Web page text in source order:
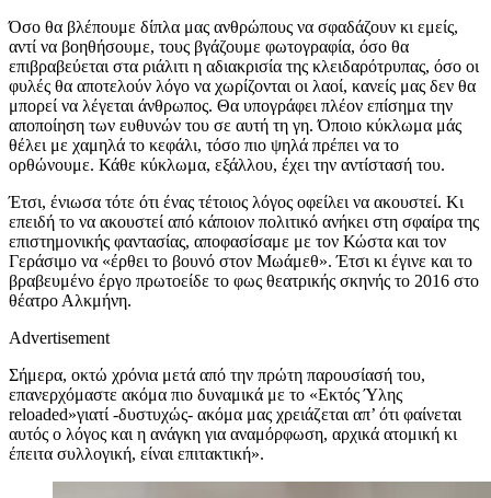
Όσο θα βλέπουμε δίπλα μας ανθρώπους να σφαδάζουν κι εμείς,
αντί να βοηθήσουμε, τους βγάζουμε φωτογραφία, όσο θα
επιβραβεύεται στα ριάλιτι η αδιακρισία της κλειδαρότρυπας, όσο οι
φυλές θα αποτελούν λόγο να χωρίζονται οι λαοί, κανείς μας δεν θα
μπορεί να λέγεται άνθρωπος. Θα υπογράφει πλέον επίσημα την
αποποίηση των ευθυνών του σε αυτή τη γη. Όποιο κύκλωμα μάς
θέλει με χαμηλά το κεφάλι, τόσο πιο ψηλά πρέπει να το
ορθώνουμε. Κάθε κύκλωμα, εξάλλου, έχει την αντίστασή του.
Έτσι, ένιωσα τότε ότι ένας τέτοιος λόγος οφείλει να ακουστεί. Κι
επειδή το να ακουστεί από κάποιον πολιτικό ανήκει στη σφαίρα της
επιστημονικής φαντασίας, αποφασίσαμε με τον Κώστα και τον
Γεράσιμο να «έρθει το βουνό στον Μωάμεθ». Έτσι κι έγινε και το
βραβευμένο έργο πρωτοείδε το φως θεατρικής σκηνής το 2016 στο
θέατρο Αλκμήνη.
Advertisement
Σήμερα, οκτώ χρόνια μετά από την πρώτη παρουσίασή του,
επανερχόμαστε ακόμα πιο δυναμικά με το «Εκτός Ύλης
reloaded»γιατί -δυστυχώς- ακόμα μας χρειάζεται απ’ ότι φαίνεται
αυτός ο λόγος και η ανάγκη για αναμόρφωση, αρχικά ατομική κι
έπειτα συλλογική, είναι επιτακτική».